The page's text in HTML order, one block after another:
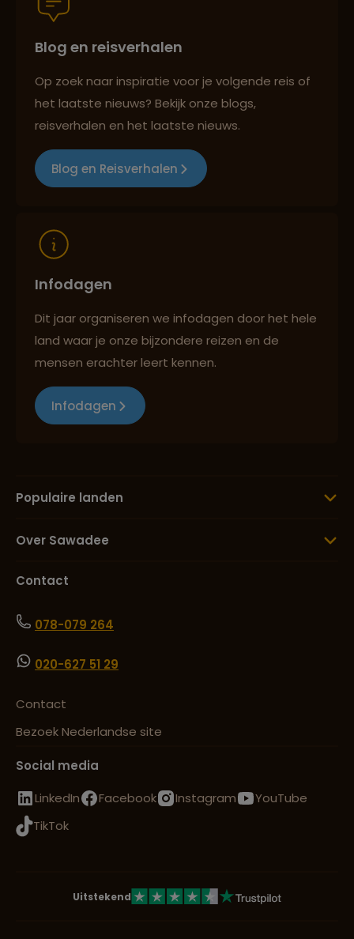
Best beoordeelde reisroutes
Reizen met oog voor mens, cultuur en milieu
Blog en reisverhalen
Op zoek naar inspiratie voor je volgende reis of
het laatste nieuws? Bekijk onze blogs,
reisverhalen en het laatste nieuws.
Blog en Reisverhalen
Infodagen
Dit jaar organiseren we infodagen door het hele
land waar je onze bijzondere reizen en de
mensen erachter leert kennen.
Infodagen
Populaire landen
Over Sawadee
Contact
078-079 264
020-627 51 29
Contact
Bezoek Nederlandse site
Social media
LinkedIn
Facebook Instagram
YouTube
TikTok
Uitstekend